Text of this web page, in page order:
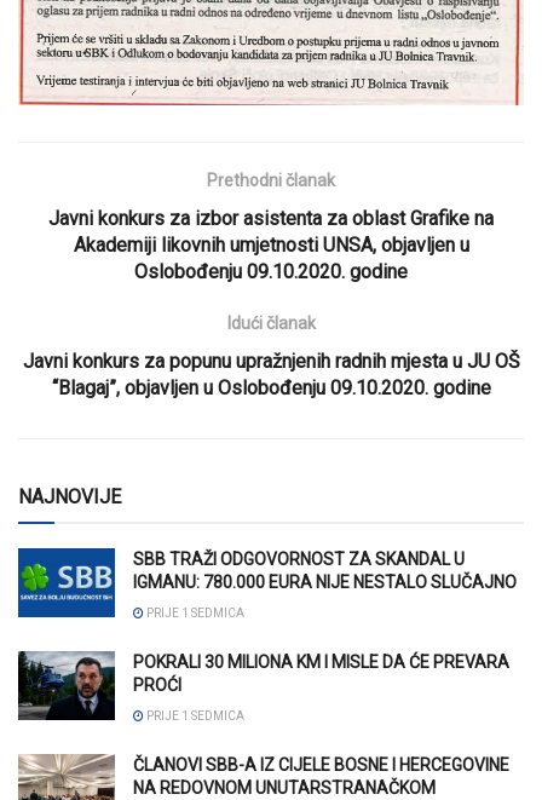
Prethodni članak
Javni konkurs za izbor asistenta za oblast Grafike na
Akademiji likovnih umjetnosti UNSA, objavljen u
Oslobođenju 09.10.2020. godine
Idući članak
Javni konkurs za popunu upražnjenih radnih mjesta u JU OŠ
“Blagaj”, objavljen u Oslobođenju 09.10.2020. godine
NAJNOVIJE
SBB TRAŽI ODGOVORNOST ZA SKANDAL U
IGMANU: 780.000 EURA NIJE NESTALO SLUČAJNO
PRIJE 1 SEDMICA
POKRALI 30 MILIONA KM I MISLE DA ĆE PREVARA
PROĆI
PRIJE 1 SEDMICA
ČLANOVI SBB-A IZ CIJELE BOSNE I HERCEGOVINE
NA REDOVNOM UNUTARSTRANAČKOM